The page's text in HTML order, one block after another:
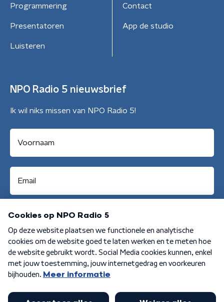
Programmering
Presentatoren
Luisteren
Contact
App de studio
NPO Radio 5 nieuwsbrief
Ik wil niks missen van NPO Radio 5!
Aanmelden
Algemene voorwaarden Privacybeleid